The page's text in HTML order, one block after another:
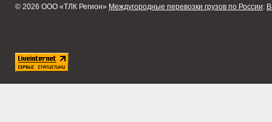
© 2026 ООО «ТЛК Регион» Междугородные перевозки грузов по России: